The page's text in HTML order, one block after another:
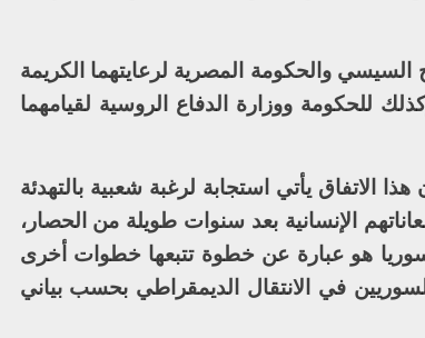
والحكومة المصرية لرعايتهما الكريمة
للحكومة ووزارة الدفاع الروسية لقيامهما
هذا الاتفاق يأتي استجابة لرغبة شعبية بالتهدئة
الإنسانية بعد سنوات طويلة من الحصار،
هو عبارة عن خطوة تتبعها خطوات أخرى
في الانتقال الديمقراطي بحسب بياني